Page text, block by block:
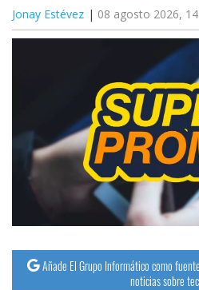
Jonay Estévez 08 agosto 2026,
Añade El Grupo Informático como
noticias sobre